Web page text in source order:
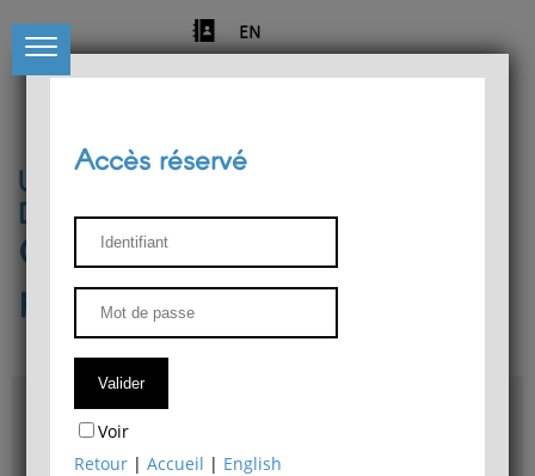
EN
Université de Liège
Département de philosophie
Centre de recherches
phénoménologiques
Accès & plans
Bibliothèque du Département de philosophie
Accès réservé
Voir
Retour |Accueil | English